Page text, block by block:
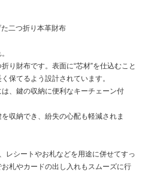
二つ折り本革財布
り財布です。表面に“芯材”を仕込むこと
保てるよう設計されています。
、鍵の収納に便利なキーチェーン付
収納でき、紛失の心配も軽減されま
レシートやお札などを用途に併せてすっ
札やカードの出し入れもスムーズに行